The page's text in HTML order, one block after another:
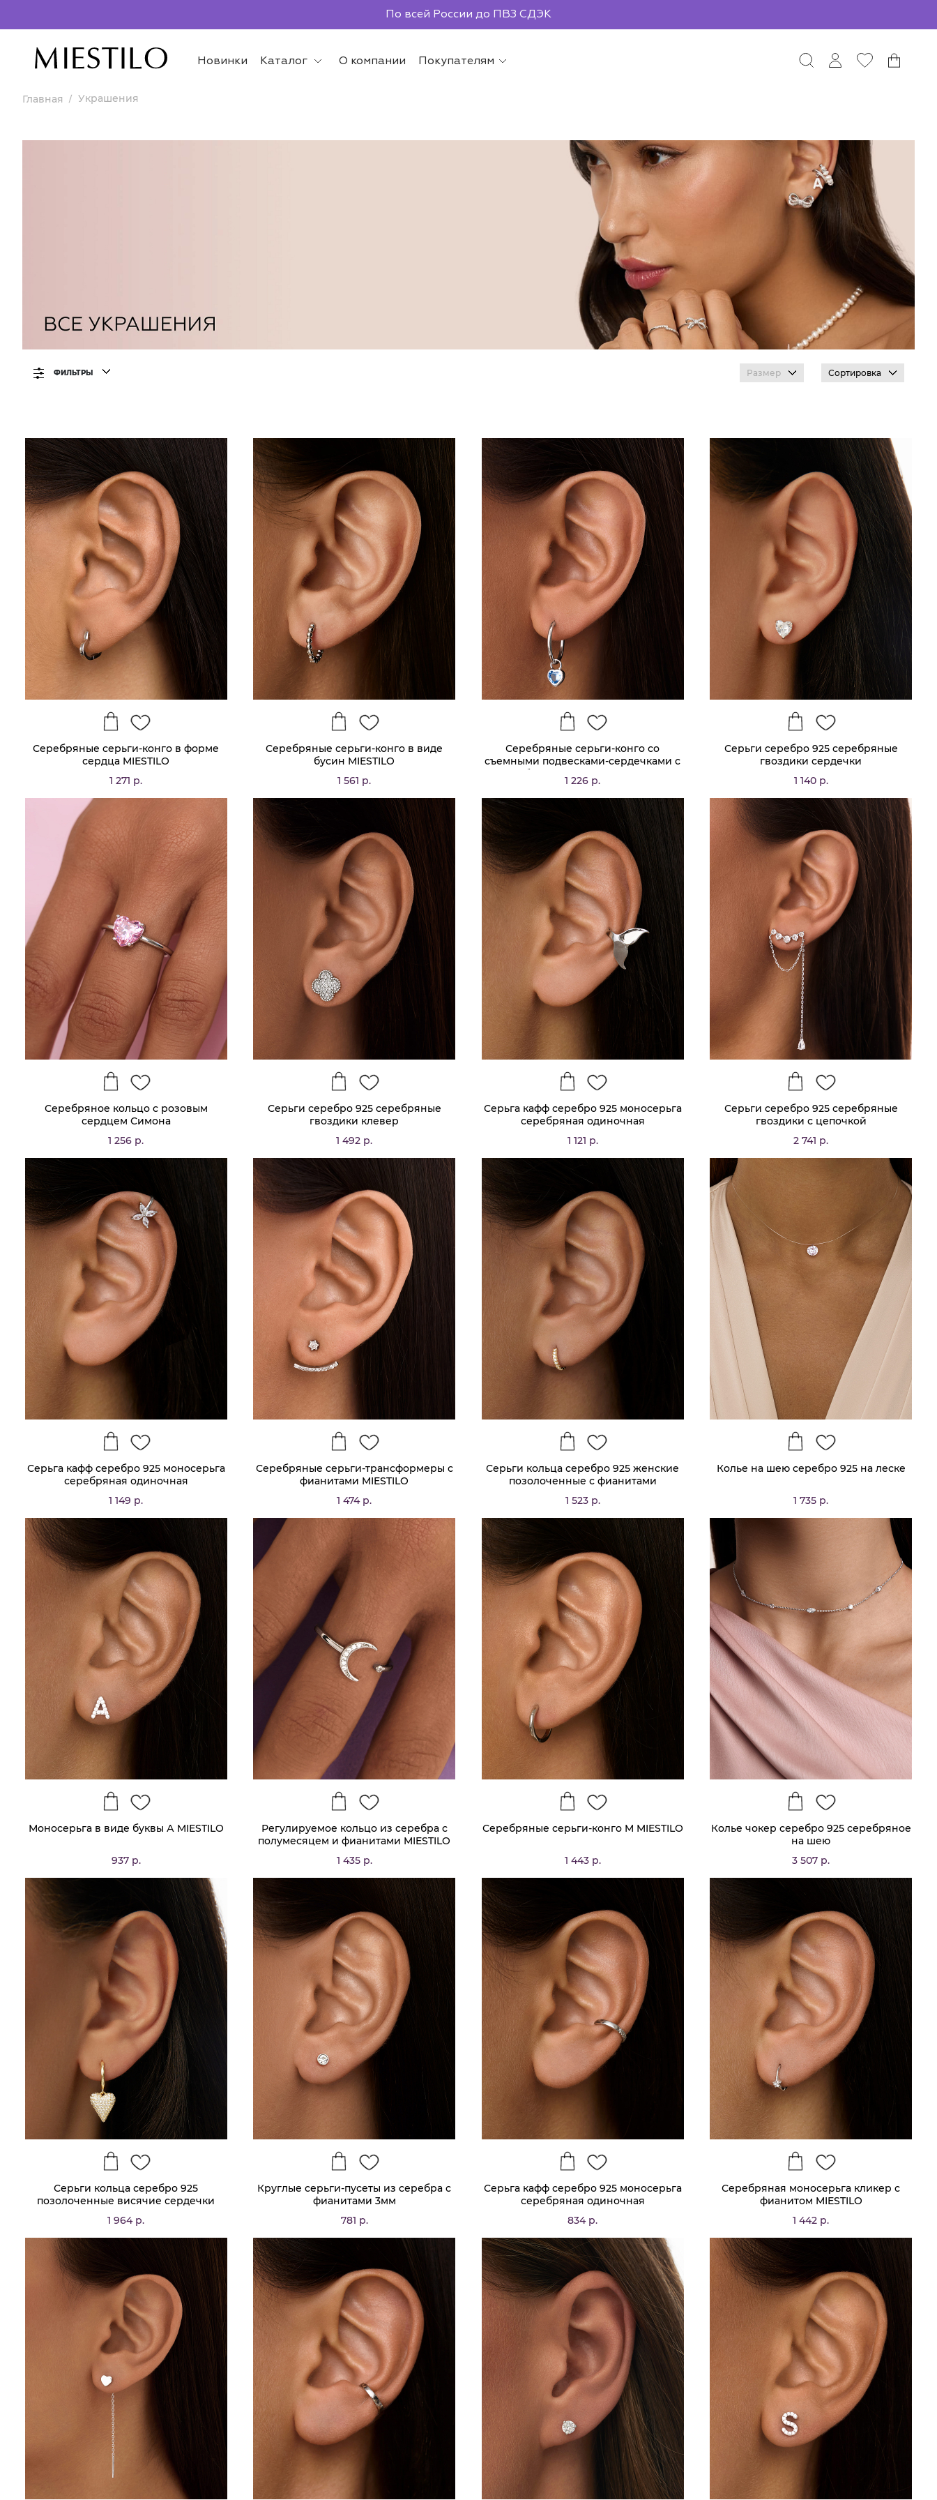
Бесплатная доставка от 2000р.
Новинки
Каталог О компании Покупателям
Главная Украшения
ФИЛЬТРЫ Размер Сортировка
Серебряные серьги-конго в форме
сердца MIESTILO
1 271 р.
Серебряные серьги-конго в виде
бусин MIESTILO
1 561 р.
Серебряные серьги-конго со
съемными подвесками-сердечками с
голубыми фианитами MIESTILO
1 226 р.
Серьги серебро 925 серебряные
гвоздики сердечки
1 140 р.
Серебряное кольцо с розовым
сердцем Симона
1 256 р.
Серьги серебро 925 серебряные
гвоздики клевер
1 492 р.
Серьга кафф серебро 925 моносерьга
серебряная одиночная
1 121 р.
Серьги серебро 925 серебряные
гвоздики с цепочкой
2 741 р.
Серьга кафф серебро 925 моносерьга
серебряная одиночная
1 149 р.
Серебряные серьги-трансформеры с
фианитами MIESTILO
1 474 р.
Серьги кольца серебро 925 женские
позолоченные с фианитами
1 523 р.
Колье на шею серебро 925 на леске
1 735 р.
Моносерьга в виде буквы А MIESTILO
937 р.
Регулируемое кольцо из серебра с
полумесяцем и фианитами MIESTILO
1 435 р.
Серебряные серьги-конго M MIESTILO
1 443 р.
Колье чокер серебро 925 серебряное
на шею
3 507 р.
Серьги кольца серебро 925
позолоченные висячие сердечки
1 964 р.
Круглые серьги-пусеты из серебра с
фианитами 3мм
781 р.
Серьга кафф серебро 925 моносерьга
серебряная одиночная
834 р.
Серебряная моносерьга кликер с
фианитом MIESTILO
1 442 р.